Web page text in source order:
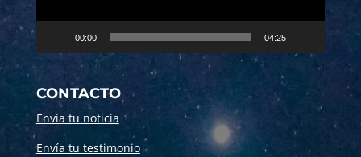
00:00 04:25
CONTACTO
Envía tu noticia
Envía tu testimonio